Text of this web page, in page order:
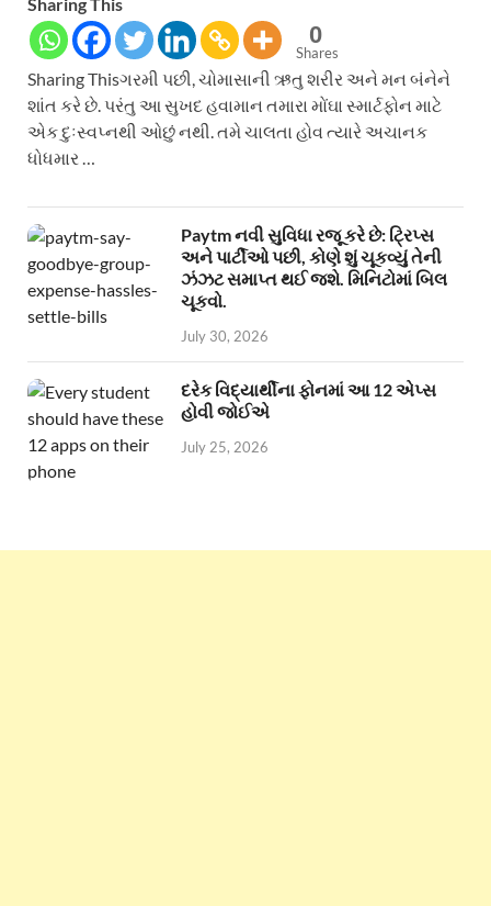
0
Shares
Sharing Thisગરમી પછી, ચોમાસાની ઋતુ શરીર અને મન બંનેને
શાંત કરે છે. પરંતુ આ સુખદ હવામાન તમારા મોંઘા સ્માર્ટફોન માટે
એક દુઃસ્વપ્નથી ઓછું નથી. તમે ચાલતા હોવ ત્યારે અચાનક
ધોધમાર …
Paytm નવી સુવિધા રજૂ કરે છે: ટ્રિપ્સ
અને પાર્ટીઓ પછી, કોણે શું ચૂકવ્યું તેની
ઝંઝટ સમાપ્ત થઈ જશે. મિનિટોમાં બિલ
ચૂકવો.
July 30, 2026
દરેક વિદ્યાર્થીના ફોનમાં આ 12 એપ્સ
હોવી જોઈએ
July 25, 2026